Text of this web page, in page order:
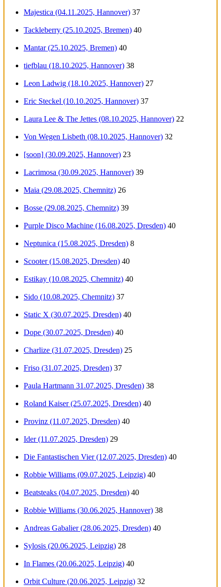
Majestica (04.11.2025, Hannover) 37
Tackleberry (25.10.2025, Bremen) 40
Mantar (25.10.2025, Bremen) 40
tiefblau (18.10.2025, Hannover) 38
Leon Ladwig (18.10.2025, Hannover) 27
Eric Steckel (10.10.2025, Hannover) 37
Laura Lee & The Jettes (08.10.2025, Hannover) 22
Von Wegen Lisbeth (08.10.2025, Hannover) 32
[soon] (30.09.2025, Hannover) 23
Lacrimosa (30.09.2025, Hannover) 39
Maia (29.08.2025, Chemnitz) 26
Bosse (29.08.2025, Chemnitz) 39
Purple Disco Machine (16.08.2025, Dresden) 40
Neptunica (15.08.2025, Dresden) 8
Scooter (15.08.2025, Dresden) 40
Estikay (10.08.2025, Chemnitz) 40
Sido (10.08.2025, Chemnitz) 37
Static X (30.07.2025, Dresden) 40
Dope (30.07.2025, Dresden) 40
Charlize (31.07.2025, Dresden) 25
Friso (31.07.2025, Dresden) 37
Paula Hartmann 31.07.2025, Dresden) 38
Roland Kaiser (25.07.2025, Dresden) 40
Provinz (11.07.2025, Dresden) 40
Ider (11.07.2025, Dresden) 29
Die Fantastischen Vier (12.07.2025, Dresden) 40
Robbie Williams (09.07.2025, Leipzig) 40
Beatsteaks (04.07.2025, Dresden) 40
Robbie Williams (30.06.2025, Hannover) 38
Andreas Gabalier (28.06.2025, Dresden) 40
Sylosis (20.06.2025, Leipzig) 28
In Flames (20.06.2025, Leipzig) 40
Orbit Culture (20.06.2025, Leipzig) 32